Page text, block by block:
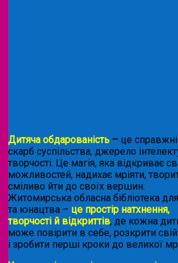
Дитяча обдарованість – це
скарб суспільства, джерело
творчості. Це магія, яка відкриває
можливостей, надихає мріяти,
сміливо йти до своїх вершин.
Житомирська обласна бібліотека
та юнацтва – це простір натхнення,
творчості й відкриттів, де кожна
може повірити в себе, розкрити свій
і зробити перші кроки до великої